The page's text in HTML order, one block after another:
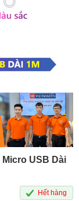
Micro USB Dài
Hết hàng